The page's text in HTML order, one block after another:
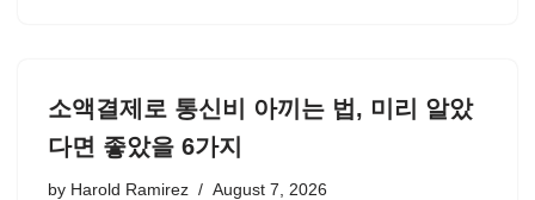
소액결제로 통신비 아끼는 법, 미리 알았
다면 좋았을 6가지
by Harold Ramirez August 7, 2026